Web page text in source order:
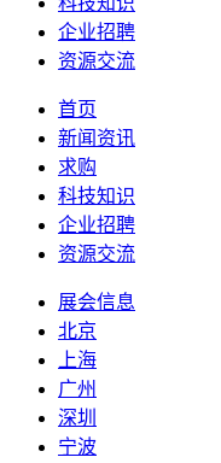
企业招聘
资源交流
首页
新闻资讯
求购
科技知识
企业招聘
资源交流
展会信息
北京
上海
广州
深圳
宁波